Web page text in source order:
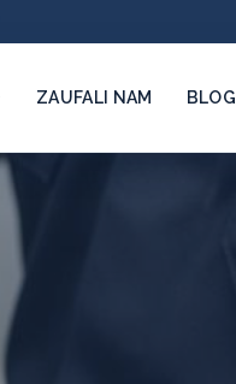
ZAUFALI NAM BLOG